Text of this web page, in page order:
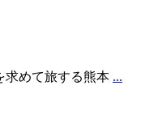
求めて旅する熊本 ...